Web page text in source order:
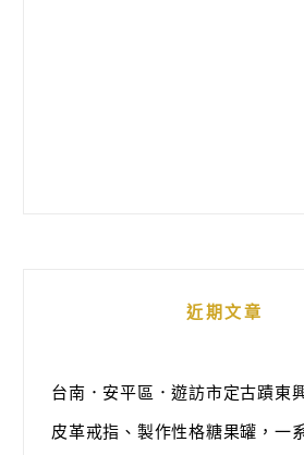
近期文章
台南．安平區．遊訪市定古蹟東
皮革戒指、製作性格糖果罐，一